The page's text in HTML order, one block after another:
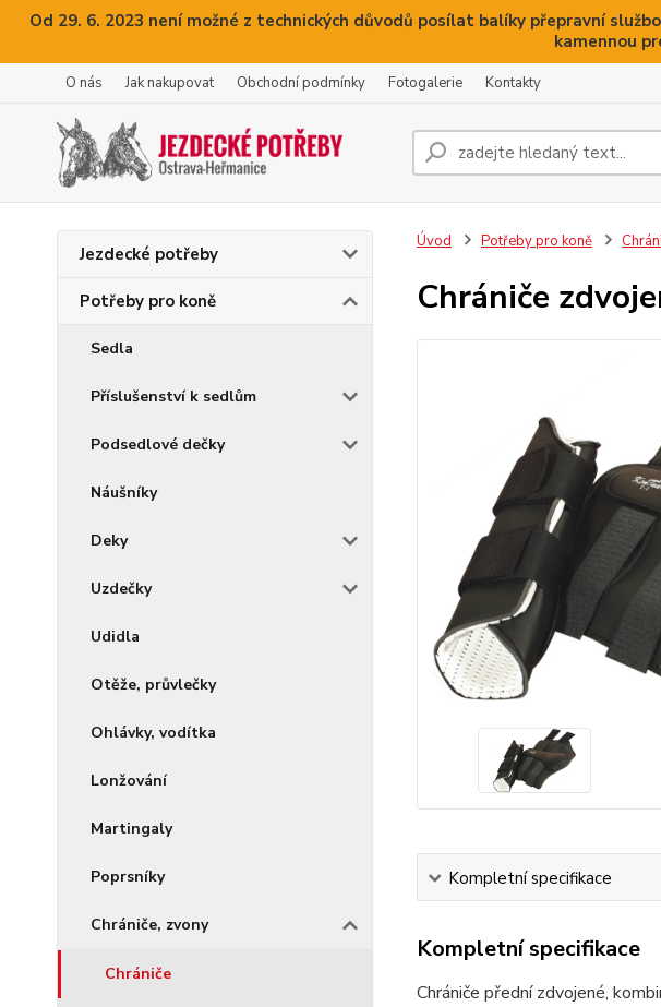
Od 29. 6. 2023 není možné z technických důvodů posílat balíky přepravní
kamennou
O nás Jak nakupovat Obchodní podmínky Fotogalerie Kontakty
Jezdecké potřeby
Potřeby pro koně
Sedla
Příslušenství k sedlům
Podsedlové dečky
Náušníky
Deky
Uzdečky
Udidla
Otěže, průvlečky
Ohlávky, vodítka
Lonžování
Martingaly
Poprsníky
Chrániče, zvony
Chrániče
Úvod Potřeby pro koně
Chrániče
Kompletní specifikace
Kompletní specifikace
Chrániče přední zdvojené,